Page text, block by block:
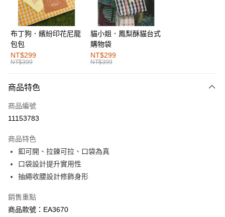
街口支付
運送方式
全家取貨付款
每筆NT$60，滿NT$1,000(含以上)免運費
付款後全家取貨
萊爾富取貨付款
付款後萊爾富取貨
每筆NT$60，滿NT$1,000(含以上)免運費
7-11取貨付款
每筆NT$60，滿NT$1,000(含以上)免運費
付款後7-11取貨
布丁狗．繽紛印花尼龍
包包
NT$299
NT$399
貓小姐．鳳梨酥貓台式
購物袋
NT$299
NT$399
商品特色
商品編號
11153783
商品特色
釦可開、拉鍊可拉、口袋為真
口袋設計提升實用性
抽繩收腰設計修飾身形
銷售重點
商品款號：EA3670